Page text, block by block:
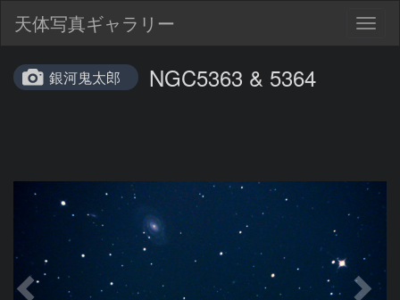
天体写真ギャラリー
銀河鬼太郎 NGC5363 & 5364